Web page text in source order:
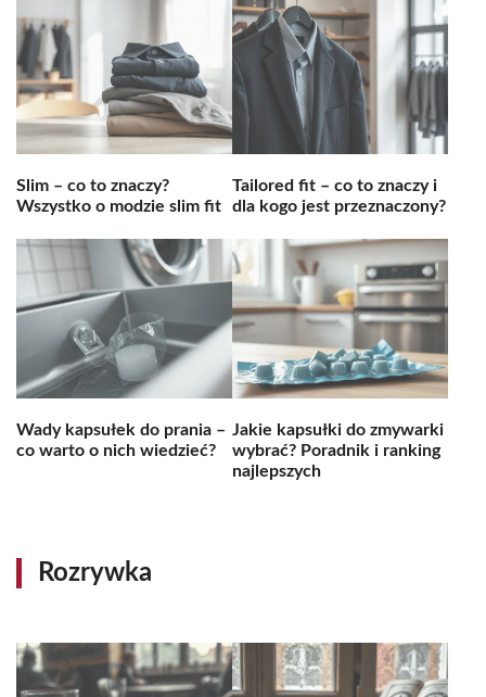
Slim – co to znaczy?
Wszystko o modzie slim fit
Tailored fit – co to znaczy i
dla kogo jest przeznaczony?
Wady kapsułek do prania –
co warto o nich wiedzieć?
Jakie kapsułki do zmywarki
wybrać? Poradnik i ranking
najlepszych
Rozrywka